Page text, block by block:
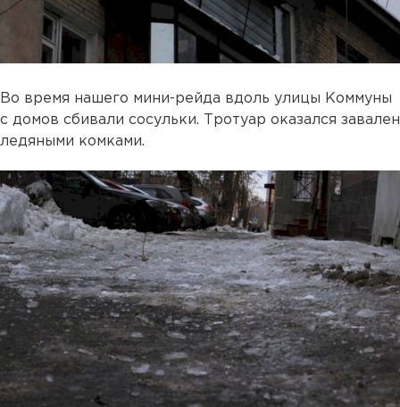
Во время нашего мини-рейда вдоль улицы Коммуны
с домов сбивали сосульки. Тротуар оказался завален
ледяными комками.